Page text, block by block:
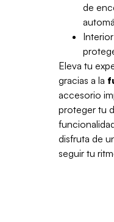
de
Eleva tu
gracias a la
accesorio
proteger tu
disfruta de
seguir tu